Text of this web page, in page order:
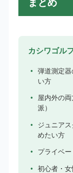
まとめ
カシワゴル
弾道測定
い方
屋内外の
派）
ジュニア
めたい方
プライベ
初心者・